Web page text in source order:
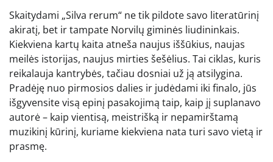
Skaitydami „Silva rerum“ ne tik pildote savo literatūrinį
akiratį, bet ir tampate Norvilų giminės liudininkais.
Kiekviena kartų kaita atneša naujus iššūkius, naujas
meilės istorijas, naujus mirties šešėlius. Tai ciklas, kuris
reikalauja kantrybės, tačiau dosniai už ją atsilygina.
Pradėję nuo pirmosios dalies ir judėdami iki finalo, jūs
išgyvensite visą epinį pasakojimą taip, kaip jį suplanavo
autorė – kaip vientisą, meistrišką ir nepamirštamą
muzikinį kūrinį, kuriame kiekviena nata turi savo vietą ir
prasmę.